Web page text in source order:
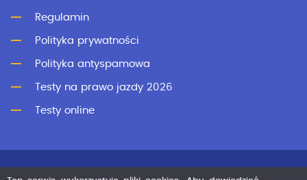
Regulamin
Polityka prywatności
Polityka antyspamowa
Testy na prawo jazdy 2026
Testy online